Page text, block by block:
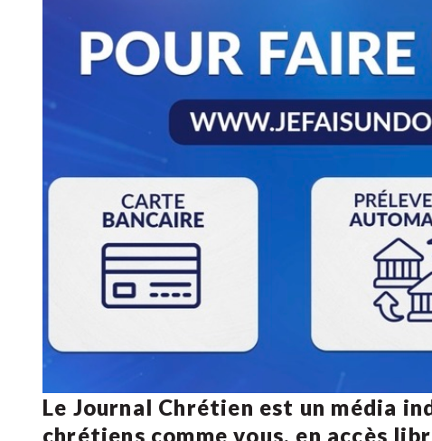
Le Journal Chrétien est un média
chrétiens comme vous, en accès